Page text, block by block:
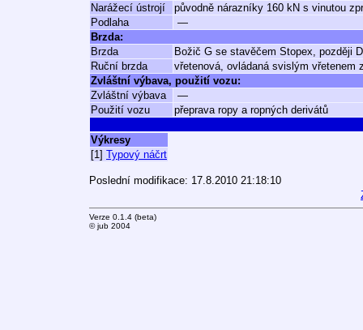
Narážecí ústrojí
původně nárazníky 160 kN s vinutou
Podlaha
—
Brzda:
Brzda
Božič G se stavěčem Stopex, později
Ruční brzda
vřetenová, ovládaná svislým vřetenem
Zvláštní výbava, použití vozu:
Zvláštní výbava
—
Použití vozu
přeprava ropy a ropných derivátů
Výkresy
[1] Typový náčrt
Poslední modifikace: 17.8.2010 21:18:10
Verze 0.1.4 (beta)
© jub 2004